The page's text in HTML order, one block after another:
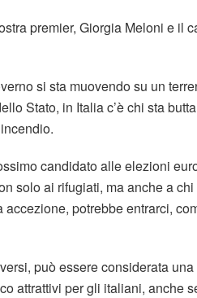
premier, Giorgia Meloni e il
si sta muovendo su un
Stato, in Italia c’è chi sta
candidato alle elezioni
solo ai rifugiati, ma anche a
potrebbe entrarci,
può essere considerata
attrattivi per gli italiani, anche